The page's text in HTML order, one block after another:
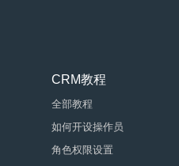
CRM教程
全部教程
如何开设操作员
角色权限设置